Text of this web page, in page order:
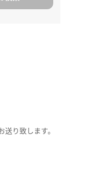
り致します。